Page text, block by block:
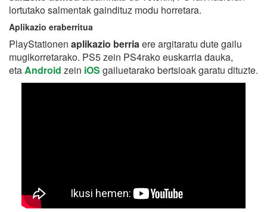
lortutako salmentak gaindituz modu horretara.
Aplikazio eraberritua
PlayStationen aplikazio berria ere argitaratu dute gailu
mugikorretarako. PS5 zein PS4rako euskarria dauka,
eta Android zein iOS gailuetarako bertsioak garatu dituzte.